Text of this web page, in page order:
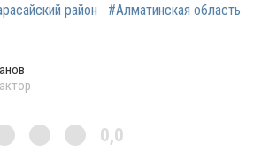
район
#Алматинская область
0,0